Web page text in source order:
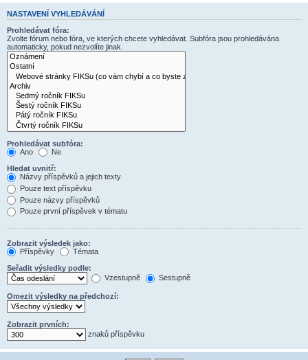
NASTAVENÍ VYHLEDÁVÁNÍ
Prohledávat fóra:
Zvolte fórum nebo fóra, ve kterých chcete vyhledávat. Subfóra jsou prohledávána
automaticky, pokud nezvolíte jinak.
Prohledávat subfóra:
Ano
Ne
Hledat uvnitř:
Názvy příspěvků a jejich texty
Pouze text příspěvku
Pouze názvy příspěvků
Pouze první příspěvek v tématu
Zobrazit výsledek jako:
Příspěvky
Témata
Seřadit výsledky podle:
Vzestupně
Sestupně
Omezit výsledky na předchozí:
Zobrazit prvních:
znaků příspěvku